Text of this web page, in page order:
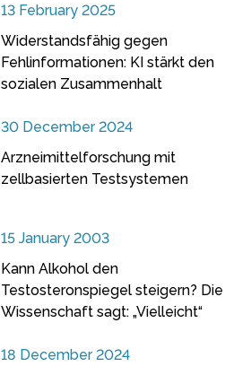
13 February 2025
Widerstandsfähig gegen
Fehlinformationen: KI stärkt den
sozialen Zusammenhalt
30 December 2024
Arzneimittelforschung mit
zellbasierten Testsystemen
15 January 2003
Kann Alkohol den
Testosteronspiegel steigern? Die
Wissenschaft sagt: „Vielleicht“
18 December 2024